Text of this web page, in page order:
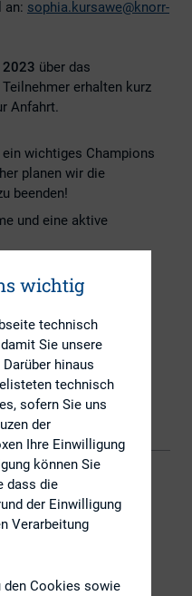
an: sophia.kursawe@knorr-
2023 über das
erhalten kurz
Anfahrt.
wichtiges Champions
planen wir die
beenden!
und eine aktive
wichtig
technisch
Sie unsere
hinaus
technisch
sofern Sie uns
der
Ihre Einwilligung
können Sie
dass die
der Einwilligung
Verarbeitung
den Cookies sowie